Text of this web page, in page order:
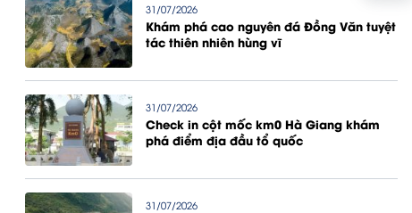
31/07/2026
Khám phá cao nguyên đá Đồng Văn tuyệt
tác thiên nhiên hùng vĩ
31/07/2026
Check in cột mốc km0 Hà Giang khám
phá điểm địa đầu tổ quốc
31/07/2026